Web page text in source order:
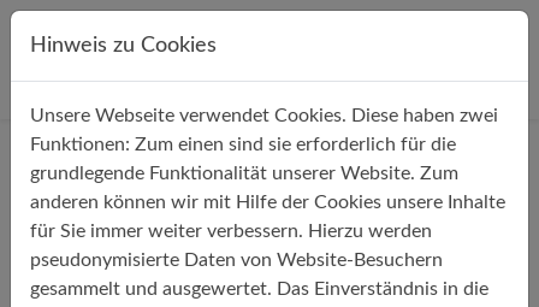
Direkt zur Hauptnavigation springen
Direkt zum Inhalt springen
StartseiteUnterricht Oberstufe
Oberstufe
Hinweis zu Cookies
Unsere Webseite verwendet Cookies. Diese haben zwei
Funktionen: Zum einen sind sie erforderlich für die
grundlegende Funktionalität unserer Website. Zum
anderen können wir mit Hilfe der Cookies unsere Inhalte
für Sie immer weiter verbessern. Hierzu werden
pseudonymisierte Daten von Website-Besuchern
gesammelt und ausgewertet. Das Einverständnis in die